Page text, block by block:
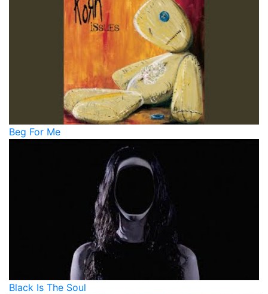
Beg For Me
Black Is The Soul